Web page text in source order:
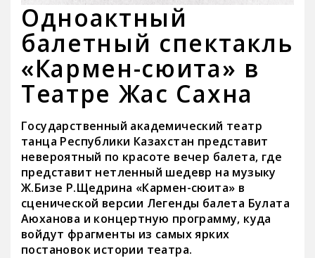
Одноактный
балетный спектакль
«Кармен-сюита» в
Театре Жас Сахна
Государственный академический театр
танца Республики Казахстан представит
невероятный по красоте вечер балета, где
представит нетленный шедевр на музыку
Ж.Бизе Р.Щедрина «Кармен-сюита» в
сценической версии Легенды балета Булата
Аюханова и концертную программу, куда
войдут фрагменты из самых ярких
постановок истории театра.